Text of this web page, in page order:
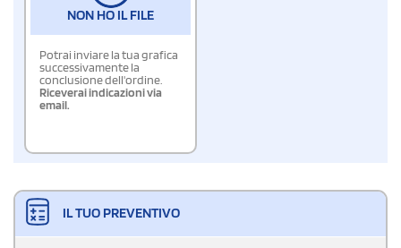
NON HO IL FILE
Potrai inviare la tua grafica
successivamente la
conclusione dell'ordine.
Riceverai indicazioni via
email.
IL TUO PREVENTIVO